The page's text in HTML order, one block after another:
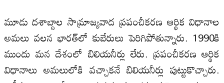
మూడు దశాబ్దాల‌ సామ్రాజ్యవాద ప్రపంచీకరణ ఆర్థిక విధానాల
అమ‌లు వ‌ల‌న భారత్‌లో కుబేరులు పెరిగిపోతున్నారు. 1990కి
ముందు మన దేశంలో బిలియనీర్లు లేరు. ప్రపంచీకరణ ఆర్థిక
విధానాలు అమ‌లులోకి వచ్చాకనే బిలియనీర్లు పుట్టుకొచ్చారు.